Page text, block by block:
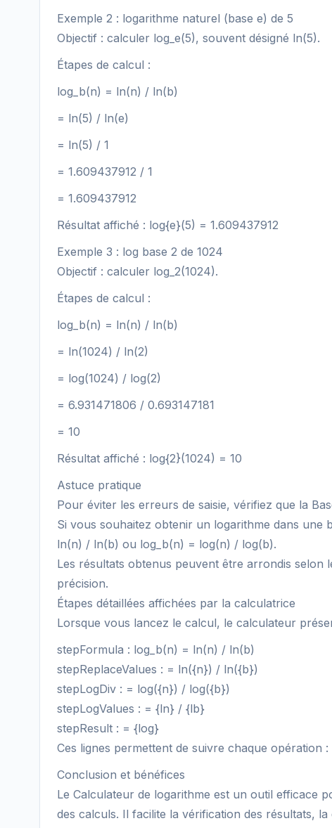
Exemple 2 : logarithme naturel (base e) de 5
Objectif : calculer log_e(5), souvent désigné ln(5).
Étapes de calcul :
log_b(n) = ln(n) / ln(b)
= ln(5) / ln(e)
= ln(5) / 1
= 1.609437912 / 1
= 1.609437912
Résultat affiché : log{e}(5) = 1.609437912
Exemple 3 : log base 2 de 1024
Objectif : calculer log_2(1024).
Étapes de calcul :
log_b(n) = ln(n) / ln(b)
= ln(1024) / ln(2)
= log(1024) / log(2)
= 6.931471806 / 0.693147181
= 10
Résultat affiché : log{2}(1024) = 10
Astuce pratique
Pour éviter les erreurs de saisie, vérifiez que la
Si vous souhaitez obtenir un logarithme dans
ln(n) / ln(b) ou log_b(n) = log(n) / log(b).
Les résultats obtenus peuvent être arrondis selon
précision.
Étapes détaillées affichées par la calculatrice
Lorsque vous lancez le calcul, le calculateur
stepFormula : log_b(n) = ln(n) / ln(b)
stepReplaceValues : = ln({n}) / ln({b})
stepLogDiv : = log({n}) / log({b})
stepLogValues : = {ln} / {lb}
stepResult : = {log}
Ces lignes permettent de suivre chaque opération
Conclusion et bénéfices
Le Calculateur de logarithme est un outil efficace
des calculs. Il facilite la vérification des résultats,